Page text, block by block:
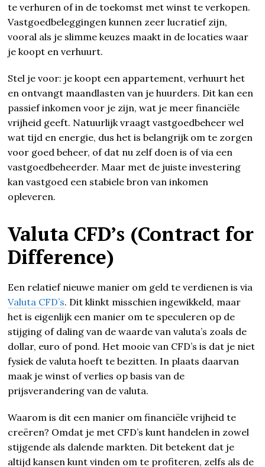
te verhuren of in de toekomst met winst te verkopen.
Vastgoedbeleggingen kunnen zeer lucratief zijn,
vooral als je slimme keuzes maakt in de locaties waar
je koopt en verhuurt.
Stel je voor: je koopt een appartement, verhuurt het
en ontvangt maandlasten van je huurders. Dit kan een
passief inkomen voor je zijn, wat je meer financiële
vrijheid geeft. Natuurlijk vraagt vastgoedbeheer wel
wat tijd en energie, dus het is belangrijk om te zorgen
voor goed beheer, of dat nu zelf doen is of via een
vastgoedbeheerder. Maar met de juiste investering
kan vastgoed een stabiele bron van inkomen
opleveren.
Valuta CFD’s (Contract for
Difference)
Een relatief nieuwe manier om geld te verdienen is via
Valuta CFD’s. Dit klinkt misschien ingewikkeld, maar
het is eigenlijk een manier om te speculeren op de
stijging of daling van de waarde van valuta’s zoals de
dollar, euro of pond. Het mooie van CFD’s is dat je niet
fysiek de valuta hoeft te bezitten. In plaats daarvan
maak je winst of verlies op basis van de
prijsverandering van de valuta.
Waarom is dit een manier om financiële vrijheid te
creëren? Omdat je met CFD’s kunt handelen in zowel
stijgende als dalende markten. Dit betekent dat je
altijd kansen kunt vinden om te profiteren, zelfs als de